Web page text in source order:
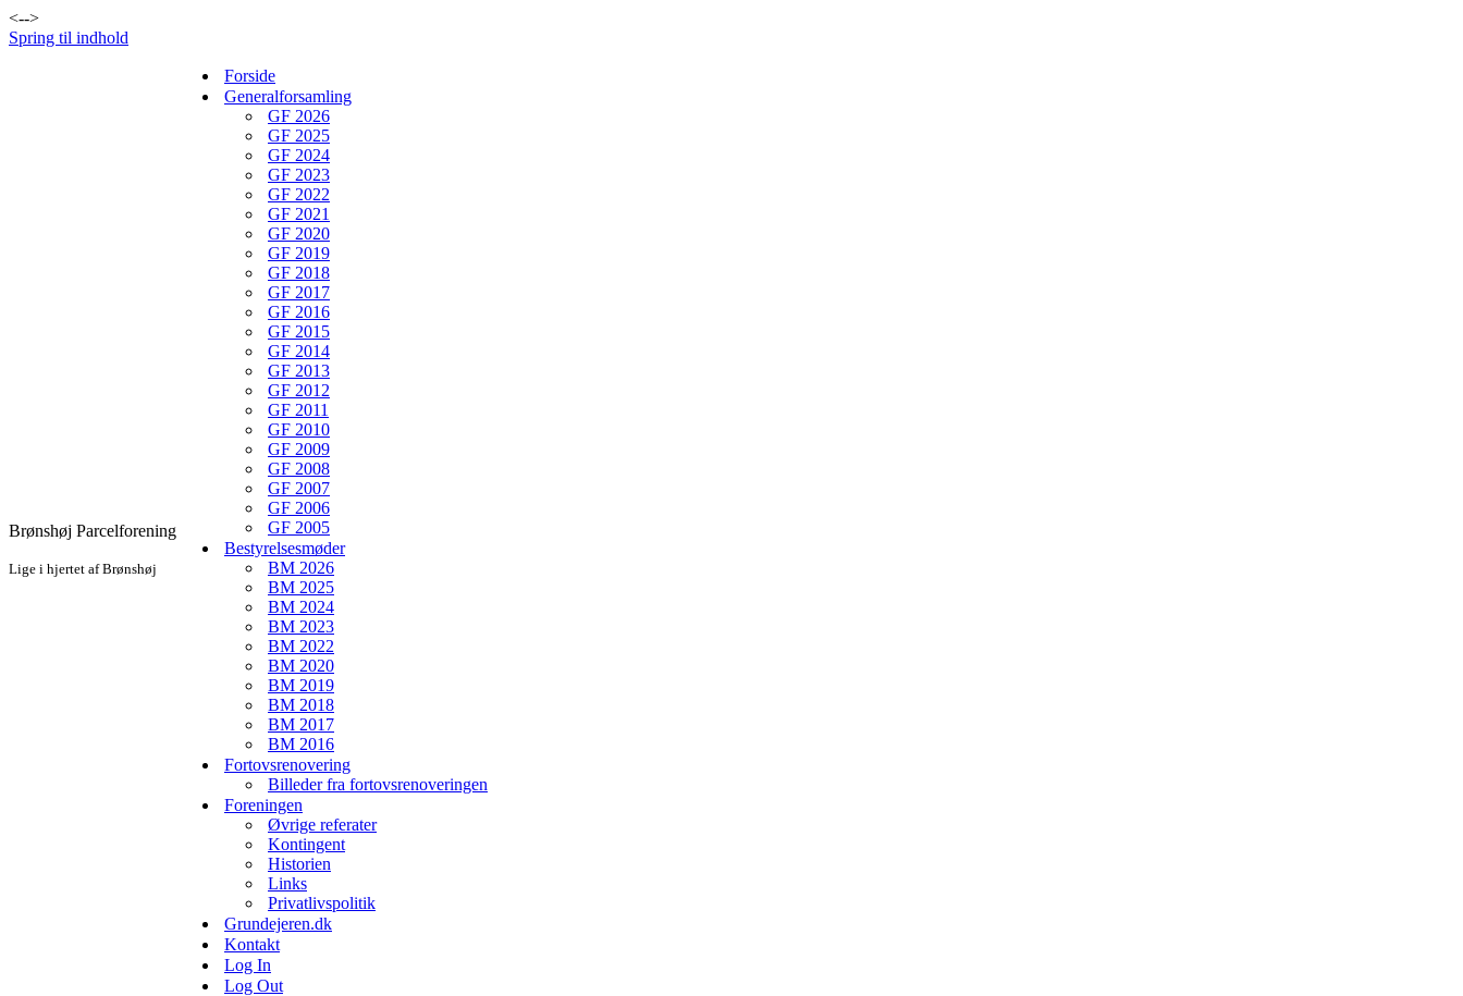
<-->
Spring til indhold
Brønshøj Parcelforening
Lige i hjertet af Brønshøj
Forside
Generalforsamling
GF 2026
GF 2025
GF 2024
GF 2023
GF 2022
GF 2021
GF 2020
GF 2019
GF 2018
GF 2017
GF 2016
GF 2015
GF 2014
GF 2013
GF 2012
GF 2011
GF 2010
GF 2009
GF 2008
GF 2007
GF 2006
GF 2005
Bestyrelsesmøder
BM 2026
BM 2025
BM 2024
BM 2023
BM 2022
BM 2020
BM 2019
BM 2018
BM 2017
BM 2016
Fortovsrenovering
Billeder fra fortovsrenoveringen
Foreningen
Øvrige referater
Kontingent
Historien
Links
Privatlivspolitik
Grundejeren.dk
Kontakt
Log In
Log Out